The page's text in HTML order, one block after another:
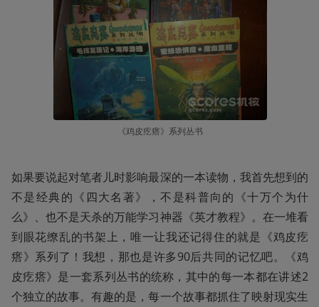
《鸡皮疙瘩》系列丛书
如果要说起对笔者儿时影响最深的一本读物，我首先想到的
不是经典的《四大名著》，不是科普向的《十万个为什
么》、也不是天杀的万能学习神器《英才教程》。在一堆看
到眼花缭乱的书架上，唯一让我还记得住的就是《鸡皮疙
瘩》系列了！我想，那也是许多90后共同的记忆吧。《鸡
皮疙瘩》是一套系列丛书的统称，其中的每一本都在讲述2
个独立的故事。有趣的是，每一个故事都抓住了映射现实生